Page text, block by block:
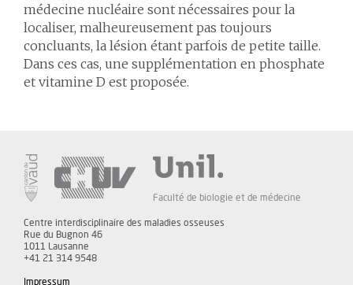
médecine nucléaire sont nécessaires pour la
localiser, malheureusement pas toujours
concluants, la lésion étant parfois de petite taille.
Dans ces cas, une supplémentation en phosphate
et vitamine D est proposée.
Faculté de biologie et de médecine
Centre interdisciplinaire des maladies osseuses
Rue du Bugnon 46
1011 Lausanne
+41 21 314 9548
Impressum